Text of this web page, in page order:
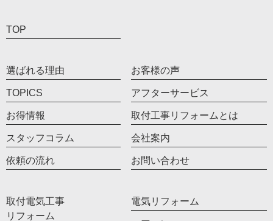
TOP
選ばれる理由
TOPICS
お得情報
スタッフコラム
依頼の流れ
お客様の声
アフターサービス
取付工事リフォームとは
会社案内
お問い合わせ
取付電気工事
リフォーム
電気リフォーム